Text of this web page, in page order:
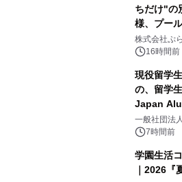
ちだけ"の
様、プー
きで Villa
素泊りプラ
株式会社ぷ
16時間前
現役留学
の、留学
Japan
をリリース
一般社団法
7時間前
学園生活
｜2026『